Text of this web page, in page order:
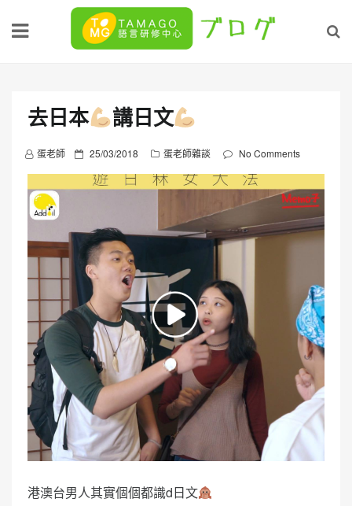
去日本 講日文
蛋老師
P
o
s
o
25/03/2018 蛋老師雜談 No Comments
港澳台男人其實個個都識d日文